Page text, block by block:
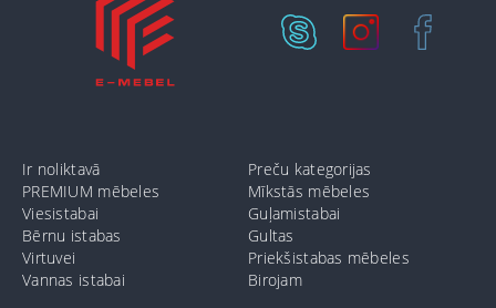
Ir noliktavā
Preču kategorijas
PREMIUM mēbeles
Mīkstās mēbeles
Viesistabai
Guļamistabai
Bērnu istabas
Gultas
Virtuvei
Priekšistabas mēbeles
Vannas istabai
Birojam